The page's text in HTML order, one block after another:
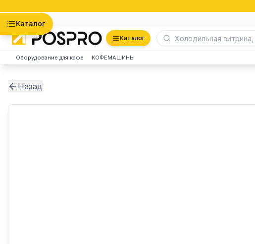
Каталог
Каталог
Оборудование для кафе КОФЕМАШИНЫ
Назад